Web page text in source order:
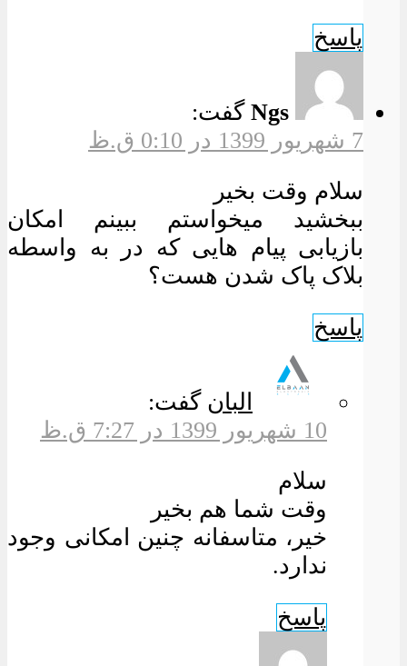
پاسخ
Ngs گفت:
7 شهریور 1399 در 0:10 ق.ظ
سلام وقت بخیر
ببخشید میخواستم ببینم امکان
بازیابی پیام هایی که در به واسطه
بلاک پاک شدن هست؟
پاسخ
البان گفت:
10 شهریور 1399 در 7:27 ق.ظ
سلام
وقت شما هم بخیر
خیر، متاسفانه چنین امکانی وجود
ندارد.
پاسخ